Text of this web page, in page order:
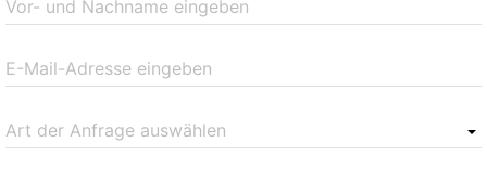
Vor- und Nachname eingeben
E-Mail-Adresse eingeben
Art der Anfrage auswählen